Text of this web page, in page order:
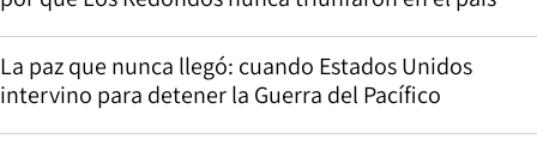
La paz que nunca llegó: cuando Estados Unidos
intervino para detener la Guerra del Pacífico